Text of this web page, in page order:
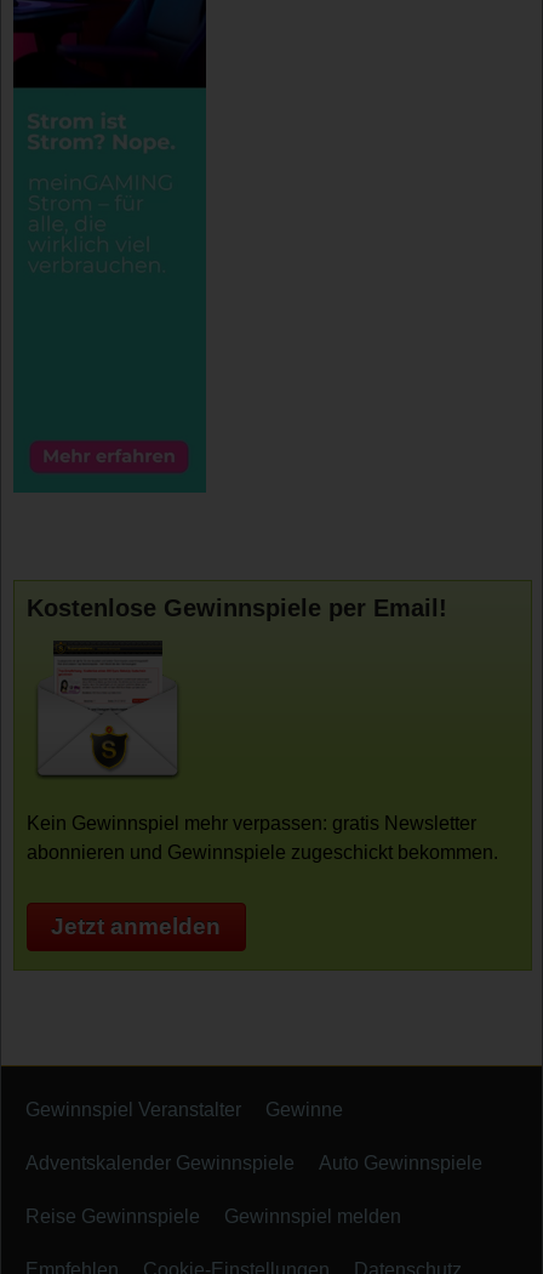
Kostenlose Gewinnspiele per Email!
Kein Gewinnspiel mehr verpassen: gratis Newsletter
abonnieren und Gewinnspiele zugeschickt bekommen.
Jetzt anmelden
Gewinnspiel Veranstalter Gewinne
Adventskalender Gewinnspiele Auto Gewinnspiele
Reise Gewinnspiele Gewinnspiel melden
Empfehlen Cookie-Einstellungen Datenschutz